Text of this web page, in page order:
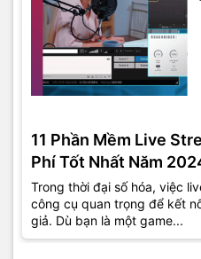
11 Phần Mềm Live
Phí Tốt Nhất Năm
Trong thời đại số hóa, việc
công cụ quan trọng để kết
giả. Dù bạn là một game...